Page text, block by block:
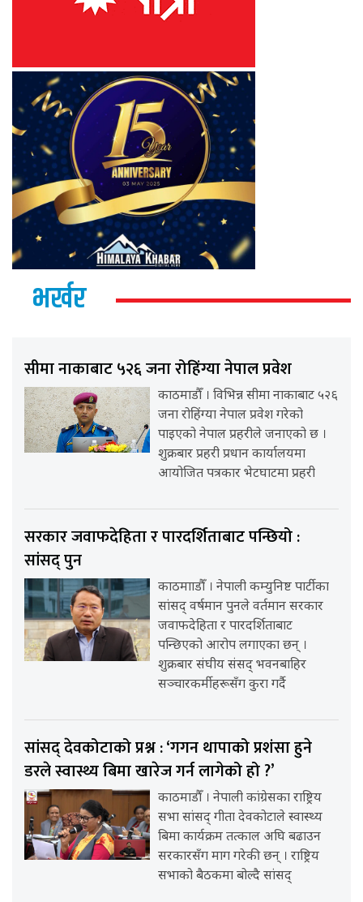
भर्खर
सीमा नाकाबाट ५२६ जना रोहिंग्या नेपाल प्रवेश
काठमाडौँ । विभिन्न सीमा नाकाबाट ५२६
जना रोहिंग्या नेपाल प्रवेश गरेको
पाइएको नेपाल प्रहरीले जनाएको छ ।
शुक्रबार प्रहरी प्रधान कार्यालयमा
आयोजित पत्रकार भेटघाटमा प्रहरी
सरकार जवाफदेहिता र पारदर्शिताबाट पन्छियो :
सांसद् पुन
काठमााडौँ । नेपाली कम्युनिष्ट पार्टीका
सांसद् वर्षमान पुनले वर्तमान सरकार
जवाफदेहिता र पारदर्शिताबाट
पन्छिएको आरोप लगाएका छन् ।
शुक्रबार संघीय संसद् भवनबाहिर
सञ्चारकर्मीहरूसँग कुरा गर्दै
सांसद् देवकोटाको प्रश्न : ‘गगन थापाको प्रशंसा हुने
डरले स्वास्थ्य बिमा खारेज गर्न लागेको हो ?’
काठमाडौँ । नेपाली कांग्रेसका राष्ट्रिय
सभा सांसद् गीता देवकोटाले स्वास्थ्य
बिमा कार्यक्रम तत्काल अघि बढाउन
सरकारसँग माग गरेकी छन् । राष्ट्रिय
सभाको बैठकमा बोल्दै सांसद्